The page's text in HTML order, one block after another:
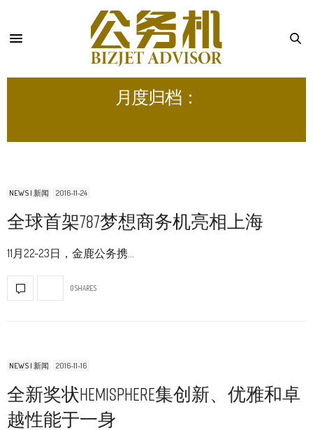
月度归档：
NEWS | 新闻 2016-11-24
全球首架787梦想商务机亮相上海
11月22-23日，金鹿公务携…
0 SHARES
NEWS | 新闻 2016-11-16
全新奖状Hemisphere集创新、优雅和卓
越性能于一身